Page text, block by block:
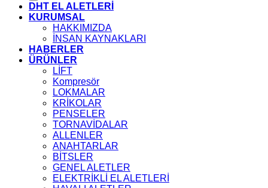
DHT EL ALETLERİ
KURUMSAL
HAKKIMIZDA
İNSAN KAYNAKLARI
HABERLER
ÜRÜNLER
LİFT
Kompresör
LOKMALAR
KRİKOLAR
PENSELER
TORNAVİDALAR
ALLENLER
ANAHTARLAR
BİTSLER
GENEL ALETLER
ELEKTRİKLİ EL ALETLERİ